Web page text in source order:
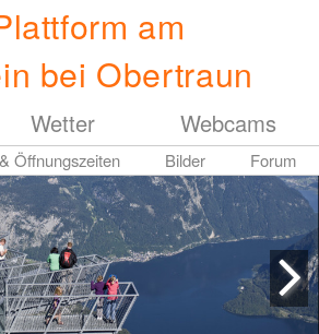
am
bei Obertraun
Wetter Webcams
Öffnungszeiten Bilder Forum